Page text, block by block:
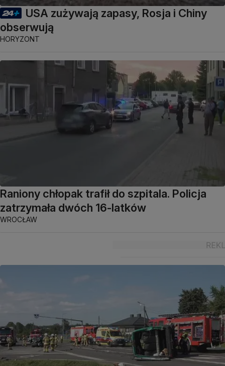
USA zużywają zapasy, Rosja i Chiny
obserwują
HORYZONT
Raniony chłopak trafił do szpitala. Policja
zatrzymała dwóch 16-latków
WROCŁAW